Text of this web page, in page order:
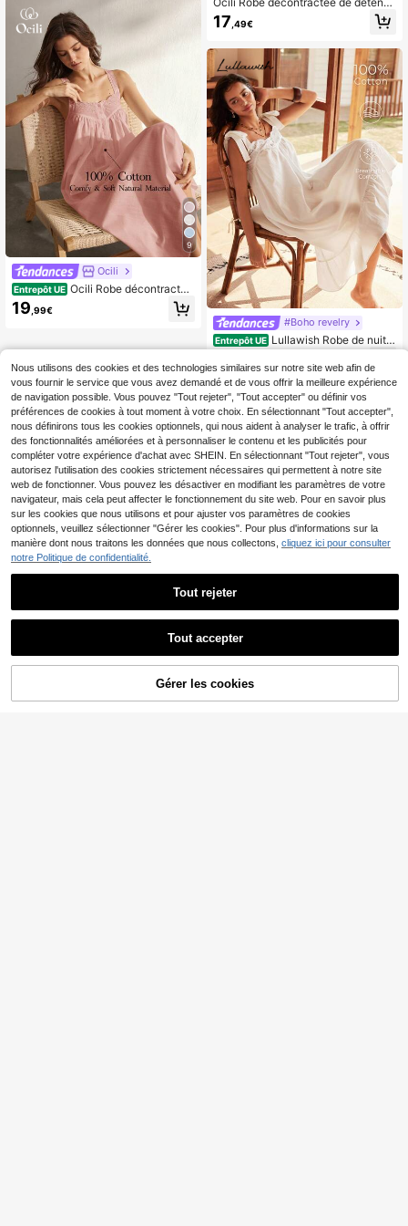
9
Ocili
Entrepôt UE Ocili Robe décontractée
sans manches de couleur unie pour
femmes
19 ,99€
ample plissée à bretelles de couleur
unie pour femmes
17 ,49€
#Boho revelry
Entrepôt UE Lullawish Robe de nuit l
ongue pour femmes de style bohèm
e rétro en coton, avec nœud papillo
n, volants et ourlet fleuri brodé
19 ,30€
AJOUTER AU PANIER
Nous utilisons des cookies et des technologies similaires sur notre site web afin de
vous fournir le service que vous avez demandé et de vous offrir la meilleure expérience
de navigation possible. Vous pouvez "Tout rejeter", "Tout accepter" ou définir vos
préférences de cookies à tout moment à votre choix. En sélectionnant "Tout accepter",
nous définirons tous les cookies optionnels, qui nous aident à analyser le trafic, à offrir
des fonctionnalités améliorées et à personnaliser le contenu et les publicités pour
compléter votre expérience d'achat avec SHEIN. En sélectionnant "Tout rejeter", vous
autorisez l'utilisation des cookies strictement nécessaires qui permettent à notre site
web de fonctionner. Vous pouvez les désactiver en modifiant les paramètres de votre
navigateur, mais cela peut affecter le fonctionnement du site web. Pour en savoir plus
sur les cookies que nous utilisons et pour ajuster vos paramètres de cookies
optionnels, veuillez sélectionner "Gérer les cookies". Pour plus d'informations sur la
manière dont nous traitons les données que nous collectons, cliquez ici pour consulter
notre Politique de confidentialité.
Tout rejeter
Tout accepter
Gérer les cookies